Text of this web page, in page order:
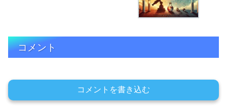
コメント
コメントを書き込む